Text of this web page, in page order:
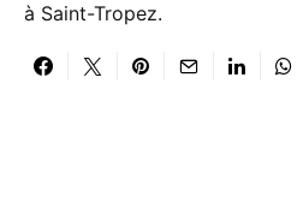
à Saint-Tropez.